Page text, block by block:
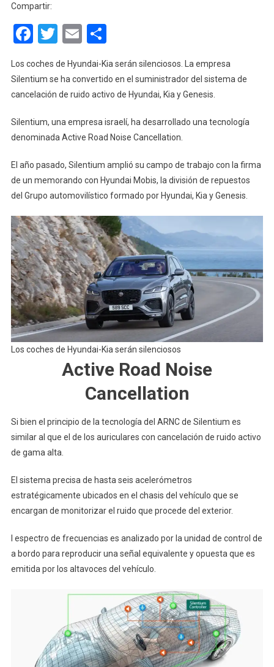
Compartir:
Facebook
Twitter
EmailCompartir
Los coches de Hyundai-Kia serán silenciosos. La empresa
Silentium se ha convertido en el suministrador del sistema de
cancelación de ruido activo de Hyundai, Kia y Genesis.
Silentium, una empresa israelí, ha desarrollado una tecnología
denominada Active Road Noise Cancellation.
El año pasado, Silentium amplió su campo de trabajo con la firma
de un memorando con Hyundai Mobis, la división de repuestos
del Grupo automovilístico formado por Hyundai, Kia y Genesis.
Los coches de Hyundai-Kia serán silenciosos
Active Road Noise
Cancellation
Si bien el principio de la tecnología del ARNC de Silentium es
similar al que el de los auriculares con cancelación de ruido activo
de gama alta.
El sistema precisa de hasta seis acelerómetros
estratégicamente ubicados en el chasis del vehículo que se
encargan de monitorizar el ruido que procede del exterior.
l espectro de frecuencias es analizado por la unidad de control de
a bordo para reproducir una señal equivalente y opuesta que es
emitida por los altavoces del vehículo.